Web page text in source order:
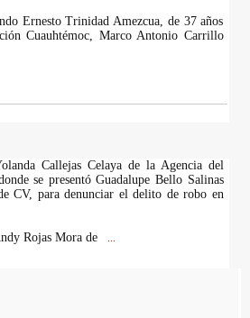
Ernesto Trinidad Amezcua, de 37 años
Cuauhtémoc, Marco Antonio Carrillo
Callejas Celaya de la Agencia del
se presentó Guadalupe Bello Salinas
CV, para denunciar el delito de robo en
Rojas Mora de